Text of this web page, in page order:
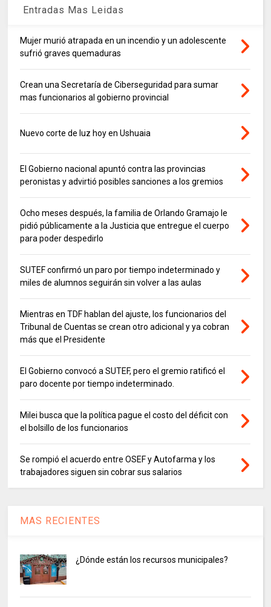
Entradas Mas Leidas
Mujer murió atrapada en un incendio y un adolescente
sufrió graves quemaduras
Crean una Secretaría de Ciberseguridad para sumar
mas funcionarios al gobierno provincial
Nuevo corte de luz hoy en Ushuaia
El Gobierno nacional apuntó contra las provincias
peronistas y advirtió posibles sanciones a los gremios
Ocho meses después, la familia de Orlando Gramajo le
pidió públicamente a la Justicia que entregue el cuerpo
para poder despedirlo
SUTEF confirmó un paro por tiempo indeterminado y
miles de alumnos seguirán sin volver a las aulas
Mientras en TDF hablan del ajuste, los funcionarios del
Tribunal de Cuentas se crean otro adicional y ya cobran
más que el Presidente
El Gobierno convocó a SUTEF, pero el gremio ratificó el
paro docente por tiempo indeterminado.
Milei busca que la política pague el costo del déficit con
el bolsillo de los funcionarios
Se rompió el acuerdo entre OSEF y Autofarma y los
trabajadores siguen sin cobrar sus salarios
MAS RECIENTES
¿Dónde están los recursos municipales?